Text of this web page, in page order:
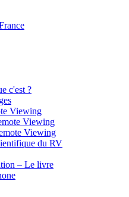
c'est ?
Viewing
Viewing
Viewing
du RV
– Le livre